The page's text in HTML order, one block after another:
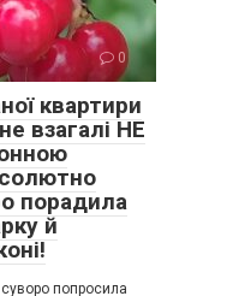
0
квартири
взагалі НЕ
порадила
й
попросила